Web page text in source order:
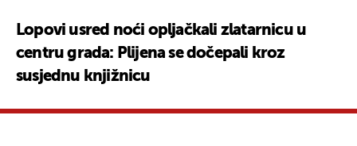
Lopovi usred noći opljačkali zlatarnicu u
centru grada: Plijena se dočepali kroz
susjednu knjižnicu